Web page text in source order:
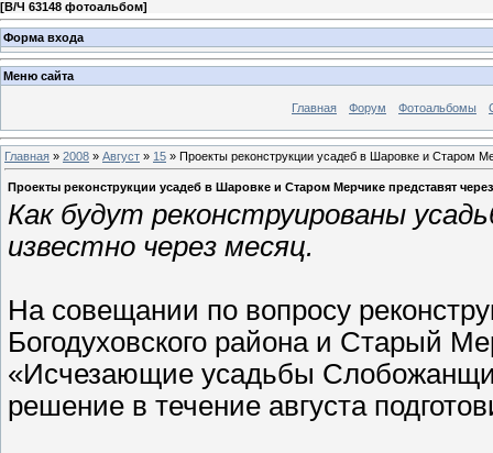
[В/Ч 63148 фотоальбом]
Форма входа
Меню сайта
Главная Форум Фотоальбомы
Главная » 2008 » Август » 15 » Проекты реконструкции усадеб в Шаровке и Старом
Проекты реконструкции усадеб в Шаровке и Старом Мерчике представят
Как будут реконструированы
известно через месяц.
На совещании по вопросу
Богодуховского района и Старый
«Исчезающие усадьбы
решение в течение августа